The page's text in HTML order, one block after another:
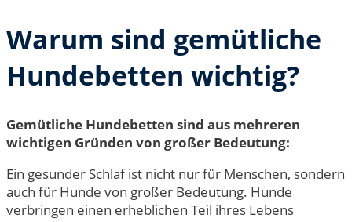
Warum sind gemütliche
Hundebetten wichtig?
Gemütliche Hundebetten sind aus mehreren
wichtigen Gründen von großer Bedeutung:
Ein gesunder Schlaf ist nicht nur für Menschen, sondern
auch für Hunde von großer Bedeutung. Hunde
verbringen einen erheblichen Teil ihres Lebens